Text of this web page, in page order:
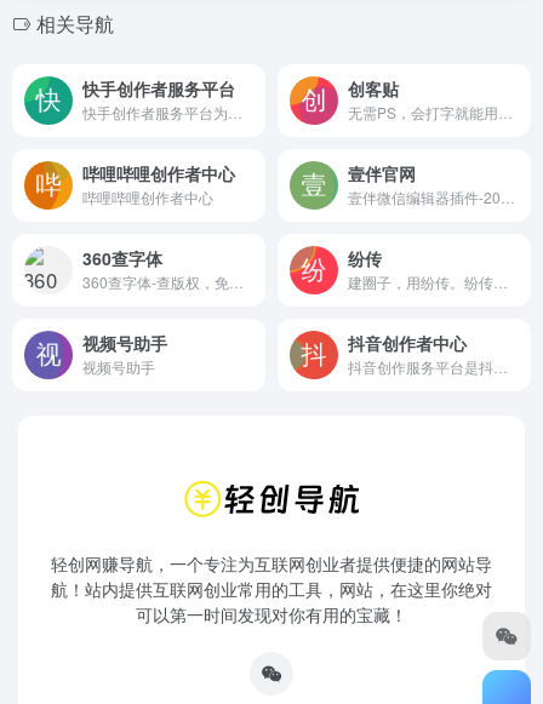
相关导航
快手创作者服务平台 创客贴
哔哩哔哩创作者中心
哔哩哔哩创作者中心
壹伴官网
360查字体 纷传
视频号助手
视频号助手
抖音创作者中心
轻创网赚导航，一个专注为互联网创业者提供便捷的网站导
航！站内提供互联网创业常用的工具，网站，在这里你绝对
可以第一时间发现对你有用的宝藏！